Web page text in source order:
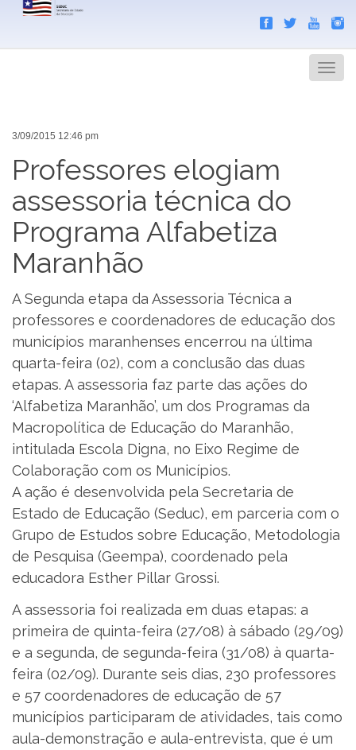
Menu
3/09/2015 12:46 pm
Professores elogiam
assessoria técnica do
Programa Alfabetiza
Maranhão
A Segunda etapa da Assessoria Técnica a
professores e coordenadores de educação dos
municípios maranhenses encerrou na última
quarta-feira (02), com a conclusão das duas
etapas. A assessoria faz parte das ações do
‘Alfabetiza Maranhão’, um dos Programas da
Macropolítica de Educação do Maranhão,
intitulada Escola Digna, no Eixo Regime de
Colaboração com os Municípios.
A ação é desenvolvida pela Secretaria de
Estado de Educação (Seduc), em parceria com o
Grupo de Estudos sobre Educação, Metodologia
de Pesquisa (Geempa), coordenado pela
educadora Esther Pillar Grossi.
A assessoria foi realizada em duas etapas: a
primeira de quinta-feira (27/08) à sábado (29/09)
e a segunda, de segunda-feira (31/08) à quarta-
feira (02/09). Durante seis dias, 230 professores
e 57 coordenadores de educação de 57
municípios participaram de atividades, tais como
aula-demonstração e aula-entrevista, que é um